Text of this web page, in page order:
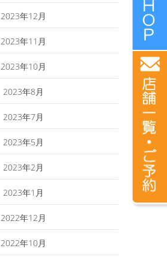
2023年12月
2023年11月
2023年10月
2023年8月
2023年7月
2023年5月
2023年2月
2023年1月
2022年12月
2022年10月